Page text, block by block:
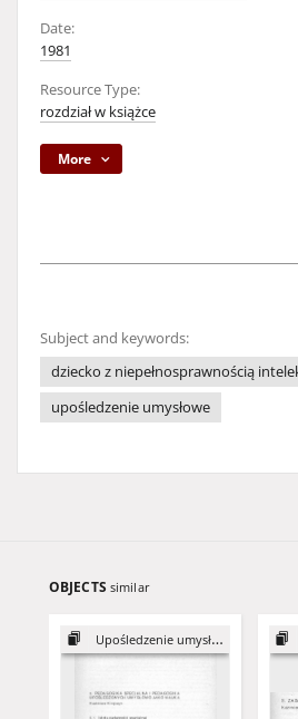
Date:
1981
Resource Type:
rozdział w książce
More
Subject and keywords:
dziecko z niepełnosprawnością
upośledzenie umysłowe
OBJECTS similar
Upośledzenie umysłowe